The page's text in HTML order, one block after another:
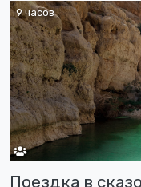
9 часов
Поездка в